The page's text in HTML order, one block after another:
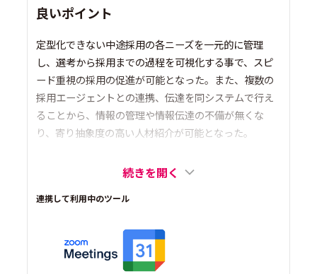
良いポイント
定型化できない中途採用の各ニーズを一元的に管理
し、選考から採用までの過程を可視化する事で、スピ
ード重視の採用の促進が可能となった。また、複数の
採用エージェントとの連携、伝達を同システムで行え
ることから、情報の管理や情報伝達の不備が無くな
り、寄り抽象度の高い人材紹介が可能となった。
続きを開く
連携して利用中のツール